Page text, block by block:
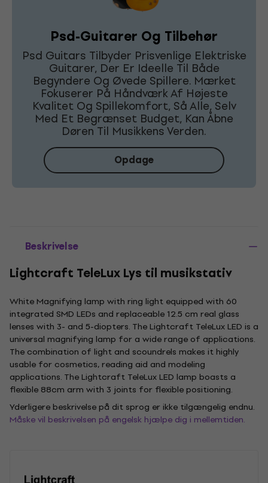
Psd-Guitarer Og Tilbehør
Psd Guitars Tilbyder Prisvenlige Elektriske
Guitarer, Der Er Ideelle Til Både
Begyndere Og Øvede Spillere. Mærket
Fokuserer På Håndværk Af Højeste
Kvalitet Og Spillekomfort, Så Alle, Selv
Med Et Begrænset Budget, Kan Åbne
Døren Til Musikkens Verden.
Opdage
Beskrivelse
Lightcraft TeleLux Lys til musikstativ
White Magnifying lamp with ring light equipped with 60
integrated SMD LEDs and replaceable 12.5 cm real glass
lenses with 3- and 5-diopters. The Lightcraft TeleLux LED is a
universal magnifying lamp for a wide range of applications.
The combination of light and scoundrels makes it highly
usable for cosmetics, reading aid and modeling
applications. The Lightcraft TeleLux LED lamp boasts a
flexible 88cm arm with 3 joints for flexible positioning.
Yderligere beskrivelse på dit sprog er ikke tilgængelig endnu.
Måske vil beskrivelsen på engelsk hjælpe dig i mellemtiden.